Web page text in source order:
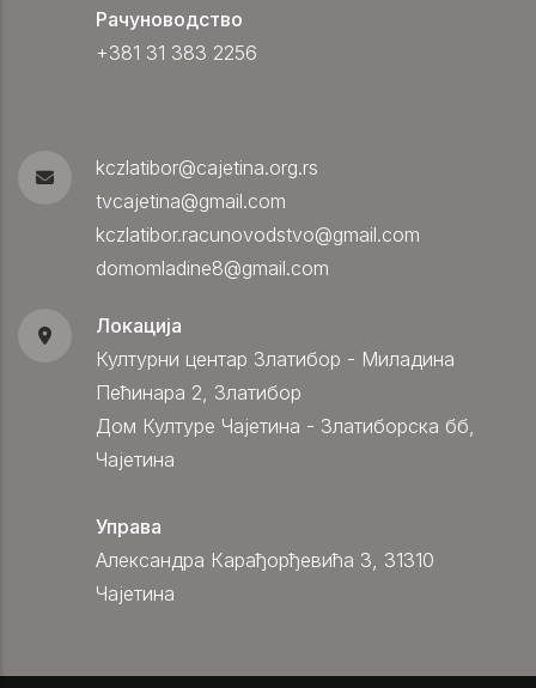
Рачуноводство
+381 31 383 2256
kczlatibor@cajetina.org.rs
tvcajetina@gmail.com
kczlatibor.racunovodstvo@gmail.com
domomladine8@gmail.com
Локација
Културни центар Златибор - Миладина
Пећинара 2, Златибор
Дом Културе Чајетина - Златиборска бб,
Чајетина
Управа
Александра Карађорђевића 3, 31310
Чајетина